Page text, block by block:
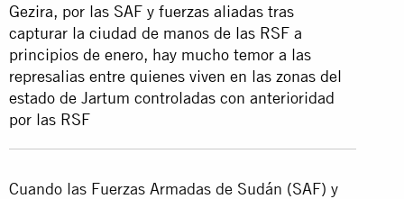
Gezira, por las SAF y fuerzas aliadas tras
capturar la ciudad de manos de las RSF a
principios de enero, hay mucho temor a las
represalias entre quienes viven en las zonas del
estado de Jartum controladas con anterioridad
por las RSF
Cuando las Fuerzas Armadas de Sudán (SAF) y